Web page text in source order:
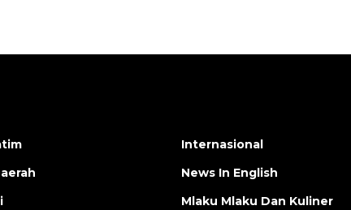
Internasional
News In English
Mlaku Mlaku Dan Kuliner